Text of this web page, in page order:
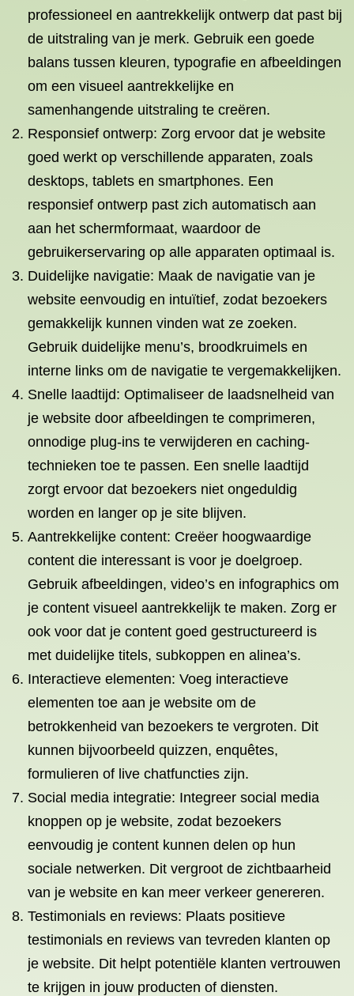
professioneel en aantrekkelijk ontwerp dat past bij
de uitstraling van je merk. Gebruik een goede
balans tussen kleuren, typografie en afbeeldingen
om een visueel aantrekkelijke en
samenhangende uitstraling te creëren.
Responsief ontwerp: Zorg ervoor dat je website
goed werkt op verschillende apparaten, zoals
desktops, tablets en smartphones. Een
responsief ontwerp past zich automatisch aan
aan het schermformaat, waardoor de
gebruikerservaring op alle apparaten optimaal is.
Duidelijke navigatie: Maak de navigatie van je
website eenvoudig en intuïtief, zodat bezoekers
gemakkelijk kunnen vinden wat ze zoeken.
Gebruik duidelijke menu’s, broodkruimels en
interne links om de navigatie te vergemakkelijken.
Snelle laadtijd: Optimaliseer de laadsnelheid van
je website door afbeeldingen te comprimeren,
onnodige plug-ins te verwijderen en caching-
technieken toe te passen. Een snelle laadtijd
zorgt ervoor dat bezoekers niet ongeduldig
worden en langer op je site blijven.
Aantrekkelijke content: Creëer hoogwaardige
content die interessant is voor je doelgroep.
Gebruik afbeeldingen, video’s en infographics om
je content visueel aantrekkelijk te maken. Zorg er
ook voor dat je content goed gestructureerd is
met duidelijke titels, subkoppen en alinea’s.
Interactieve elementen: Voeg interactieve
elementen toe aan je website om de
betrokkenheid van bezoekers te vergroten. Dit
kunnen bijvoorbeeld quizzen, enquêtes,
formulieren of live chatfuncties zijn.
Social media integratie: Integreer social media
knoppen op je website, zodat bezoekers
eenvoudig je content kunnen delen op hun
sociale netwerken. Dit vergroot de zichtbaarheid
van je website en kan meer verkeer genereren.
Testimonials en reviews: Plaats positieve
testimonials en reviews van tevreden klanten op
je website. Dit helpt potentiële klanten vertrouwen
te krijgen in jouw producten of diensten.